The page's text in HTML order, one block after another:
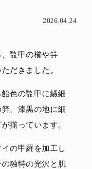
2026.04.24
鼈甲の櫛や笄
だきました。
色の鼈甲に繊細
、漆黒の地に細
揃っています。
の甲羅を加工し
独特の光沢と肌